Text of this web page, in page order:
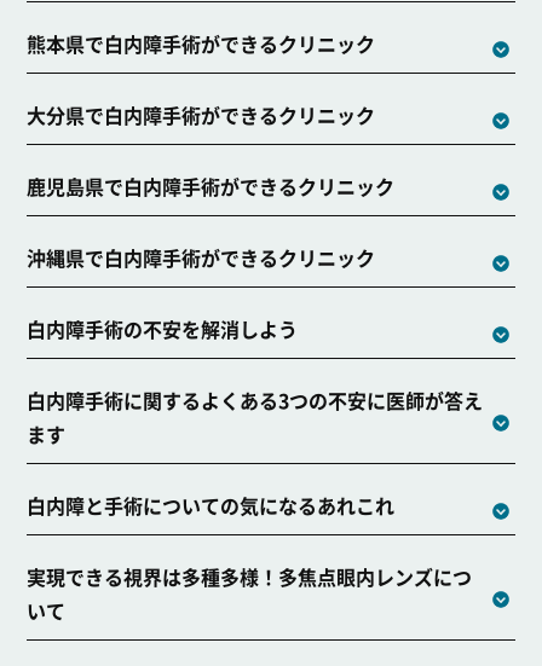
熊本県で白内障手術ができるクリニック
大分県で白内障手術ができるクリニック
鹿児島県で白内障手術ができるクリニック
沖縄県で白内障手術ができるクリニック
白内障手術の不安を解消しよう
白内障手術に関するよくある3つの不安に医師が答え
ます
白内障と手術についての気になるあれこれ
実現できる視界は多種多様！多焦点眼内レンズにつ
いて